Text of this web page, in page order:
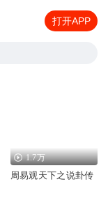
打开APP
1.7万
周易观天下之说卦传